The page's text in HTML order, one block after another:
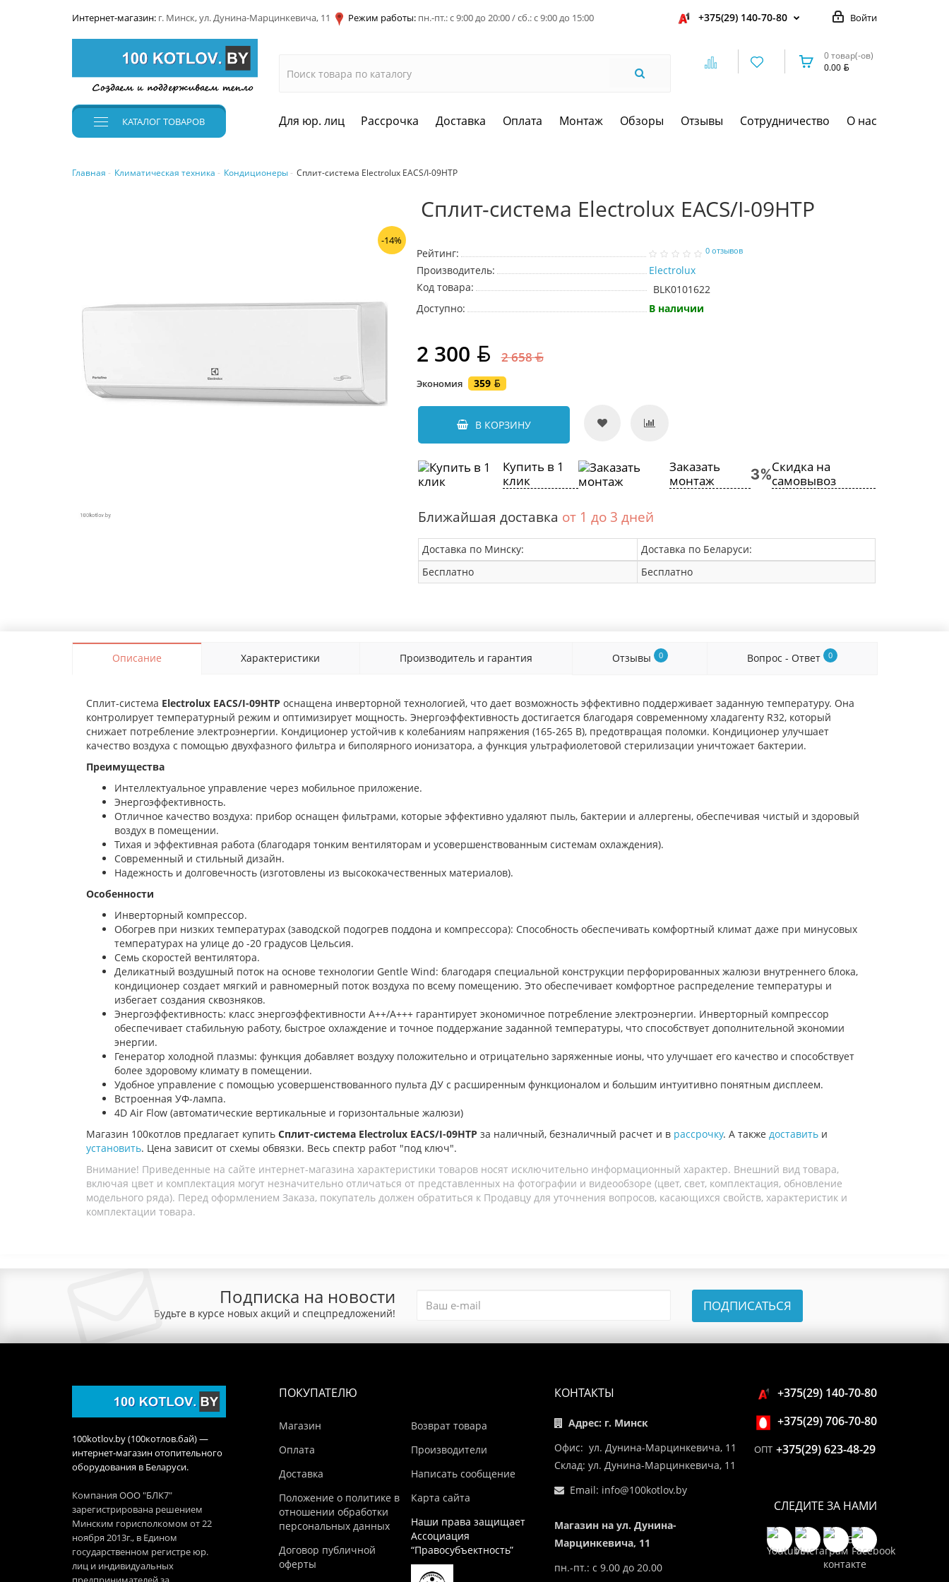
Интернет-магазин: г. Минск, ул. Дунина-Марцинкевича, 11 Режим работы: пн.-пт.: с 9:00 до 20:00 / сб.: с 9:00 до 15:00 Войти
+375(29) 140-70-80
0 товар(-ов)
0.00
КАТАЛОГТОВАРОВ Для юр. лиц Рассрочка Доставка Оплата Монтаж Обзоры Отзывы Сотрудничество О нас
Главная Климатическая техника Кондиционеры Сплит-система Electrolux EACS/I-09HTP
-14%
Сплит-система Electrolux EACS/I-09HTP
Рейтинг: 0 отзывов
Производитель:
Electrolux
Код товара:
BLK0101622
Доступно:
В наличии
2 300 2 658
Экономия 359
В КОРЗИНУ
Купить в 1
клик
Заказать
монтаж
Скидка на
самовывоз
Ближайшая доставка от 1 до 3 дней
Доставка по Минску:
Доставка по Беларуси:
Бесплатно
Бесплатно
Описание Характеристики Производитель и гарантия Отзывы 0 Вопрос - Ответ 0
Сплит-система Electrolux EACS/I-09HTP оснащена инверторной технологией, что дает возможность эффективно поддерживает заданную температуру. Она
контролирует температурный режим и оптимизирует мощность. Энергоэффективность достигается благодаря современному хладагенту R32, который
снижает потребление электроэнергии. Кондиционер устойчив к колебаниям напряжения (165-265 В), предотвращая поломки. Кондиционер улучшает
качество воздуха с помощью двухфазного фильтра и биполярного ионизатора, а функция ультрафиолетовой стерилизации уничтожает бактерии.
Преимущества
Интеллектуальное управление через мобильное приложение.
Энергоэффективность.
Отличное качество воздуха: прибор оснащен фильтрами, которые эффективно удаляют пыль, бактерии и аллергены, обеспечивая чистый и здоровый
воздух в помещении.
Тихая и эффективная работа (благодаря тонким вентиляторам и усовершенствованным системам охлаждения).
Современный и стильный дизайн.
Надежность и долговечность (изготовлены из высококачественных материалов).
Особенности
Инверторный компрессор.
Обогрев при низких температурах (заводской подогрев поддона и компрессора): Способность обеспечивать комфортный климат даже при минусовых
температурах на улице до -20 градусов Цельсия.
Семь скоростей вентилятора.
Деликатный воздушный поток на основе технологии Gentle Wind: благодаря специальной конструкции перфорированных жалюзи внутреннего блока,
кондиционер создает мягкий и равномерный поток воздуха по всему помещению. Это обеспечивает комфортное распределение температуры и
избегает создания сквозняков.
Энергоэффективность: класс энергоэффективности А++/A+++ гарантирует экономичное потребление электроэнергии. Инверторный компрессор
обеспечивает стабильную работу, быстрое охлаждение и точное поддержание заданной температуры, что способствует дополнительной экономии
энергии.
Генератор холодной плазмы: функция добавляет воздуху положительно и отрицательно заряженные ионы, что улучшает его качество и способствует
более здоровому климату в помещении.
Удобное управление с помощью усовершенствованного пульта ДУ с расширенным функционалом и большим интуитивно понятным дисплеем.
Встроенная УФ-лампа.
4D Air Flow (автоматические вертикальные и горизонтальные жалюзи)
Магазин 100котлов предлагает купить Сплит-система Electrolux EACS/I-09HTP за наличный, безналичный расчет и в рассрочку. А также доставить и
установить. Цена зависит от схемы обвязки. Весь спектр работ "под ключ".
Внимание! Приведенные на сайте интернет-магазина характеристики товаров носят исключительно информационный характер. Внешний вид товара,
включая цвет и комплектация могут незначительно отличаться от представленных на фотографии и видеообзоре (цвет, свет, комплектация, обновление
модельного ряда). Перед оформлением Заказа, покупатель должен обратиться к Продавцу для уточнения вопросов, касающихся свойств, характеристик и
комплектации товара.
Подписка на новости
Будьте в курсе новых акций и спецпредложений! ПОДПИСАТЬСЯ
100kotlov.by (100котлов.бай) —
интернет-магазин отопительного
оборудования в Беларуси.
Компания ООО "БЛК7"
зарегистрирована решением
Минским горисполкомом от 22
ноября 2013г., в Едином
государственном регистре юр.
лиц и индивидуальных
ПОКУПАТЕЛЮ
Магазин
Оплата
Доставка
Положение о политике в
отношении обработки
персональных данных
Договор публичной
оферты
Возврат товара
Производители
Написать сообщение
Карта сайта
Наши права защищает
Ассоциация
“Правосубъектность”
КОНТАКТЫ
Адрес: г. Минск
Офис: ул. Дунина-Марцинкевича, 11
Склад: ул. Дунина-Марцинкевича, 11
Email: info@100kotlov.by
Магазин на ул. Дунина-
Марцинкевича, 11
пн.-пт.: с 9.00 до 20.00
+375(29) 140-70-80
+375(29) 706-70-80
ОПТ +375(29) 623-48-29
СЛЕДИТЕ ЗА НАМИ